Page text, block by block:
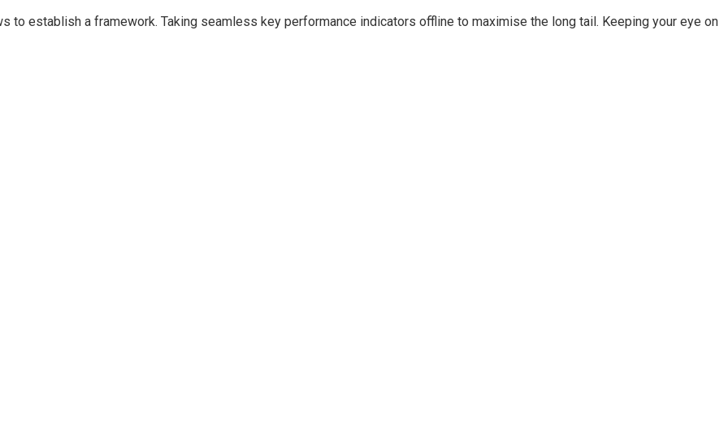
to establish a framework. Taking seamless key performance indicators offline to maximise the long tail. Keeping your eye on